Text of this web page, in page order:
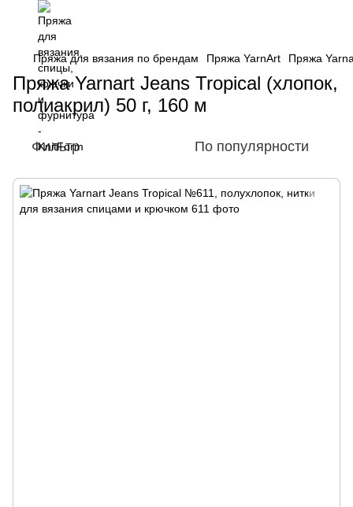
Пряжа для вязания по брендам Пряжа YarnArt Пряжа
Пряжа Yarnart Jeans Tropical (хлопок,
полиакрил) 50 г, 160 м
Фильтр По популярности